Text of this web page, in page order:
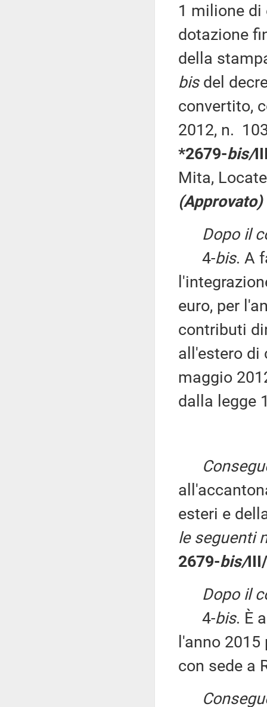
1 milione di
dotazione
della
bisdel
convertito,
2012, n.
*2679-bis/
Mita,
(Approvato)
Dopo il
4-bis. A
euro, per
contributi
all'estero di
maggio
dalla legge
esteri e
le seguenti
2679-bis/
Dopo il
4-bis. È
l'anno
con sede a